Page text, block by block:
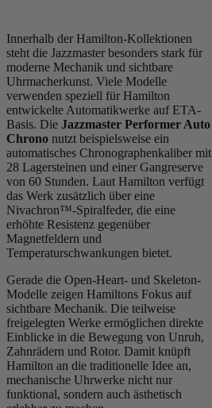
Innerhalb der Hamilton-Kollektionen
steht die Jazzmaster besonders stark für
moderne Mechanik und sichtbare
Uhrmacherkunst. Viele Modelle
verwenden speziell für Hamilton
entwickelte Automatikwerke auf ETA-
Basis. Die Jazzmaster Performer Auto
Chrono nutzt beispielsweise ein
automatisches Chronographenkaliber mit
28 Lagersteinen und einer Gangreserve
von 60 Stunden. Laut Hamilton verfügt
das Werk zusätzlich über eine
Nivachron™-Spiralfeder, die eine
erhöhte Resistenz gegenüber
Magnetfeldern und
Temperaturschwankungen bietet.
Gerade die Open-Heart- und Skeleton-
Modelle zeigen Hamiltons Fokus auf
sichtbare Mechanik. Die teilweise
freigelegten Werke ermöglichen direkte
Einblicke in die Bewegung von Unruh,
Zahnrädern und Rotor. Damit knüpft
Hamilton an die traditionelle Idee an,
mechanische Uhrwerke nicht nur
funktional, sondern auch ästhetisch